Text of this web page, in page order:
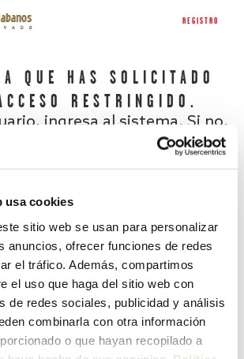
usa cookies
sitio web se usan para personalizar
anuncios, ofrecer funciones de redes
el tráfico. Además, compartimos
el uso que haga del sitio web con
de redes sociales, publicidad y análisis
combinarla con otra información
o que hayan recopilado a
REGISTRO
QUE HAS SOLICITADO
RESTRINGIDO.
ingresa al sistema. Si no,